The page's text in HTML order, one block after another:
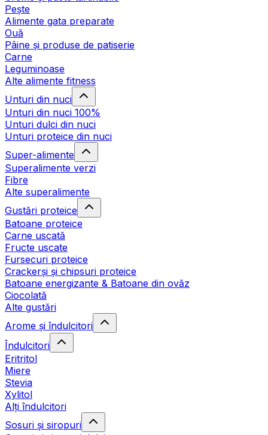
Pește
Alimente gata preparate
Ouă
Pâine și produse de patiserie
Carne
Leguminoase
Alte alimente fitness
Unturi din nuci
Unturi din nuci 100%
Unturi dulci din nuci
Unturi proteice din nuci
Super-alimente
Superalimente verzi
Fibre
Alte superalimente
Gustări proteice
Batoane proteice
Carne uscată
Fructe uscate
Fursecuri proteice
Crackerși și chipsuri proteice
Batoane energizante & Batoane din ovăz
Ciocolată
Alte gustări
Arome și îndulcitori
Îndulcitori
Eritritol
Miere
Stevia
Xylitol
Alți îndulcitori
Sosuri și siropuri